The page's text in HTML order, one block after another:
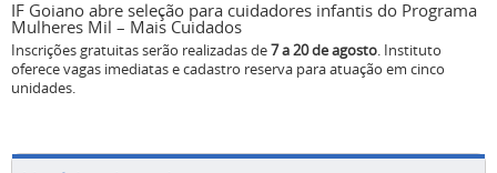
IF Goiano abre seleção para cuidadores infantis do Programa
Mulheres Mil – Mais Cuidados
Inscrições gratuitas serão realizadas de7 a 20 de agosto. Instituto
oferece vagas imediatas e cadastro reserva para atuação em cinco
unidades.